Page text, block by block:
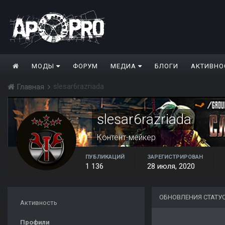
МОДЫ ФОРУМ МЕДИА БЛОГИ
Главная slesar6razriada
slesar6razriada
Контент-мейкер
ПУБЛИКАЦИЙ
1 136
ЗАРЕГИСТРИРОВАН
28 июля, 2020
Активность
Профили
ОБНОВЛЕНИЯ